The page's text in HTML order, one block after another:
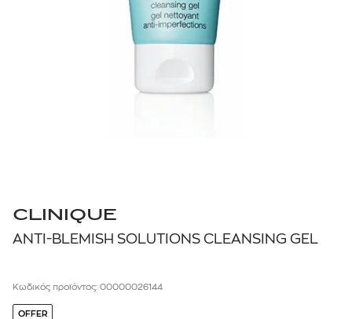
CLINIQUE
ANTI-BLEMISH SOLUTIONS CLEANSING GEL
Κωδικός προϊόντος: 00000026144
OFFER